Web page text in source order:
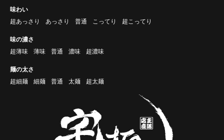
味わい
超あっさり
あっさり 普通 こってり 超こってり
味の濃さ
超薄味
薄味 普通 濃味 超濃味
麺の太さ
超細麺
細麺 普通 太麺 超太麺